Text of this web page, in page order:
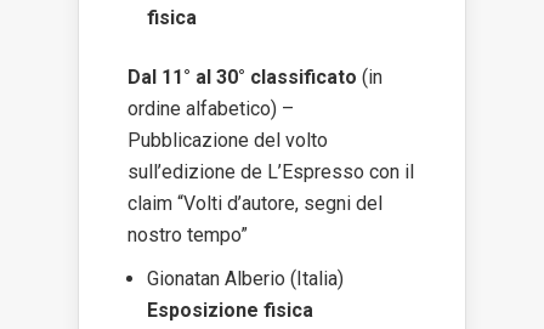
fisica
Dal 11° al 30° classificato (in
ordine alfabetico) –
Pubblicazione del volto
sull’edizione de L’Espresso con il
claim “Volti d’autore, segni del
nostro tempo”
Gionatan Alberio (Italia)
Esposizione fisica